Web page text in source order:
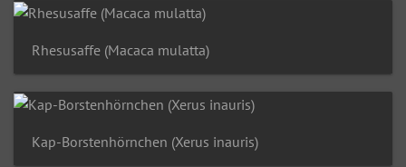
Rhesusaffe (Macaca mulatta)
Kap-Borstenhörnchen (Xerus inauris)